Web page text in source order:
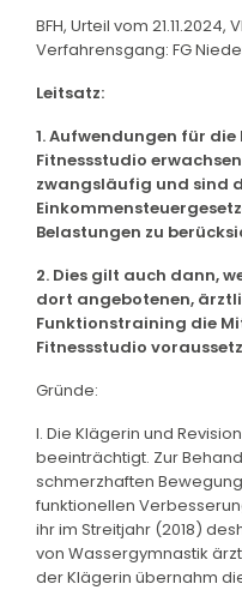
BFH, Urteil vom 21.11.2024,
Verfahrensgang: FG
Leitsatz:
1. Aufwendungen für
Fitnessstudio
zwangsläufig und sind
Belastungen zu
2. Dies gilt auch dann,
dort angebotenen,
Funktionstraining die
Fitnessstudio
Gründe:
I. Die Klägerin und
beeinträchtigt. Zur
schmerzhaften
funktionellen
ihr im Streitjahr (2018)
von Wassergymnastik
der Klägerin übernahm